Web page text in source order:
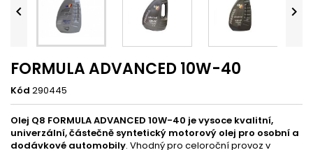
 
FORMULA ADVANCED 10W-40
Kód 290445
Olej Q8 FORMULA ADVANCED 10W-40 je vysoce kvalitní,
univerzální, částečně syntetický motorový olej pro osobní a
dodávkové automobily. Vhodný pro celoroční provoz v